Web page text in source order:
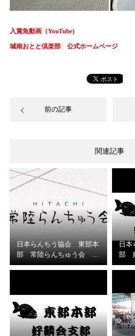
入賞魚動画（YouTube)
城南おとと倶楽部 公式ホームページ
前の記事
関連記事
日本らんちう協会 東部本
部 常陸らんちゅう会 …
日本
部